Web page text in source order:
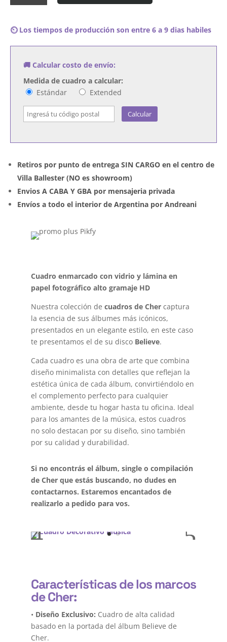
cantidad
⏲️ Los tiempos de producción son entre 6 a 9 dias habiles
🚚 Calcular costo de envío:
Medida de cuadro a calcular:
Estándar
Extended
Calcular
Retiros por punto de entrega SIN CARGO en el centro de
Villa Ballester (NO es showroom)
Envios A CABA Y GBA por mensajeria privada
Envíos a todo el interior de Argentina por Andreani
Cuadro enmarcado con vidrio y lámina en
papel fotográfico alto gramaje HD
Nuestra colección de cuadros de Chercaptura
la esencia de sus álbumes más icónicos,
presentados en un elegante estilo, en este caso
te presentamos el de su disco Believe.
Cada cuadro es una obra de arte que combina
diseño minimalista con detalles que reflejan la
estética única de cada álbum, convirtiéndolo en
el complemento perfecto para cualquier
ambiente, desde tu hogar hasta tu oficina. Ideal
para los amantes de la música, estos cuadros
no solo destacan por su diseño, sino también
por su calidad y durabilidad.
Si no encontrás el álbum, single o compilación
de Cher que estás buscando, no dudes en
contactarnos. Estaremos encantados de
realizarlo a pedido para vos.
Características de los marcos
de Cher:
• Diseño Exclusivo: Cuadro de alta calidad
basado en la portada del álbum Believe de
Cher.